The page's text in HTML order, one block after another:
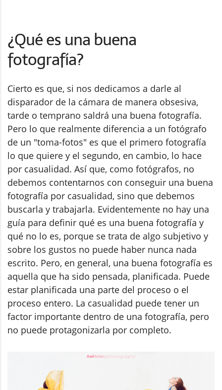
¿Qué es una buena
fotografía?
Cierto es que, si nos dedicamos a darle al
disparador de la cámara de manera obsesiva,
tarde o temprano saldrá una buena fotografía.
Pero lo que realmente diferencia a un fotógrafo
de un "toma-fotos" es que el primero fotografía
lo que quiere y el segundo, en cambio, lo hace
por casualidad. Así que, como fotógrafos, no
debemos contentarnos con conseguir una buena
fotografía por casualidad, sino que debemos
buscarla y trabajarla. Evidentemente no hay una
guía para definir qué es una buena fotografía y
qué no lo es, porque se trata de algo subjetivo y
sobre los gustos no puede haber nunca nada
escrito. Pero, en general, una buena fotografía es
aquella que ha sido pensada, planificada. Puede
estar planificada una parte del proceso o el
proceso entero. La casualidad puede tener un
factor importante dentro de una fotografía, pero
no puede protagonizarla por completo.